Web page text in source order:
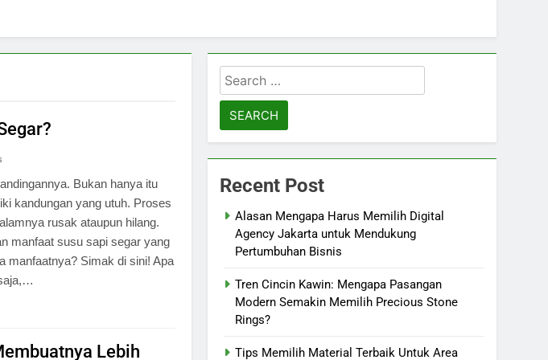
Bukan hanya itu
kandungan yang utuh. Proses
rusak ataupun hilang.
manfaat susu sapi segar yang
manfaatnya? Simak di sini! Apa
Lebih
Search
for:
Recent Post
Alasan Mengapa Harus Memilih Digital
Agency Jakarta untuk Mendukung
Pertumbuhan Bisnis
Tren Cincin Kawin: Mengapa Pasangan
Modern Semakin Memilih Precious Stone
Rings?
Tips Memilih Material Terbaik Untuk Area